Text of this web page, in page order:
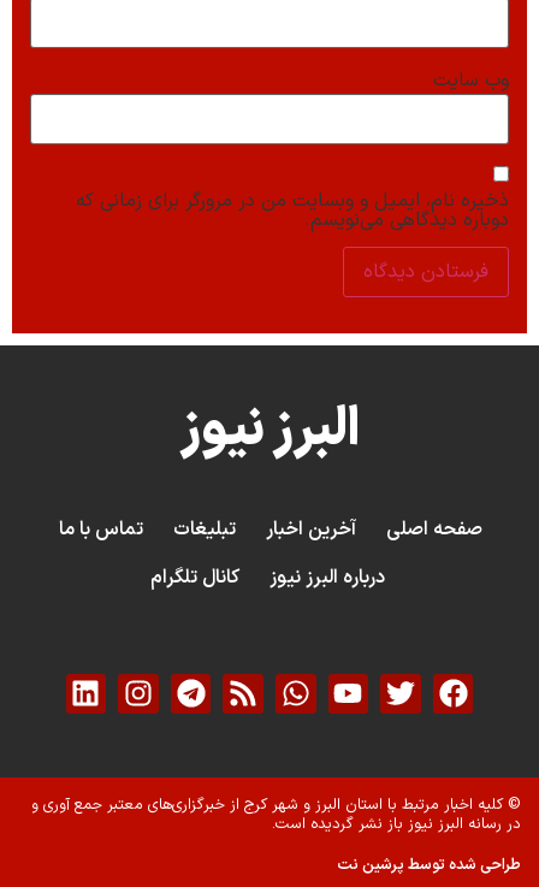
وب‌ سایت
ذخیره نام، ایمیل و وبسایت من در مرورگر برای زمانی که
دوباره دیدگاهی می‌نویسم.
البرز نیوز
صفحه اصلی آخرین اخبار تبلیغات
تماس با ما
درباره البرز نیوز
کانال تلگرام
© کلیه اخبار مرتبط با استان البرز و شهر کرج از خبرگزاری‌های معتبر جمع آوری و
در رسانه البرز نیوز باز نشر گردیده است.
طراحی شده توسط پرشین نت